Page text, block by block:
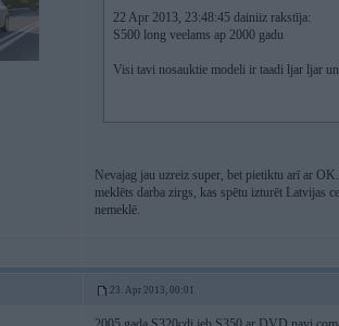
22 Apr 2013, 23:48:45 dainiiz rakstīja:
S500 long veelams ap 2000 gadu
Visi tavi nosauktie modeli ir taadi ljar ljar
Nevajag jau uzreiz super, bet pietiktu arī ar
meklēts darba zirgs, kas spētu izturēt Latvijas
nemeklē.
23. Apr 2013, 00:01